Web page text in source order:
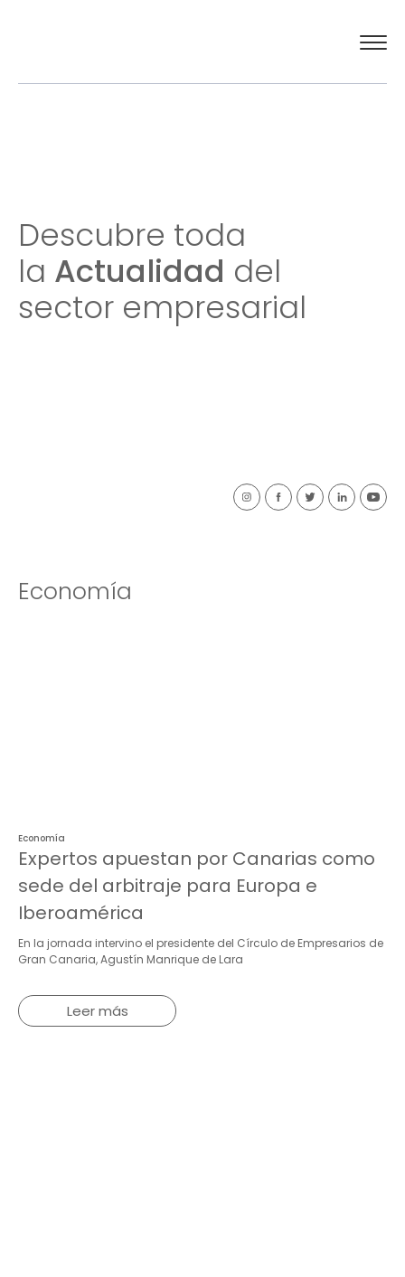
Compromiso social
Contacto
Descubre toda
la Actualidad del
sector empresarial
Economía
Economía
Expertos apuestan por Canarias como
sede del arbitraje para Europa e
Iberoamérica
En la jornada intervino el presidente del Círculo de Empresarios de
Gran Canaria, Agustín Manrique de Lara
Leer más